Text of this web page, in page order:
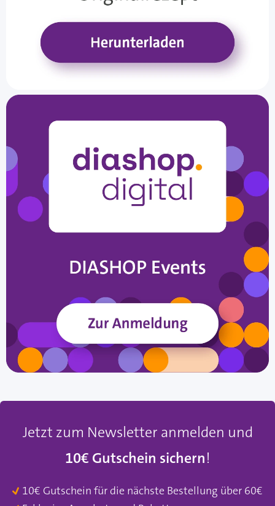
Jetzt zum Newsletter anmelden und
10€ Gutschein sichern!
10€ Gutschein für die nächste Bestellung über 60€